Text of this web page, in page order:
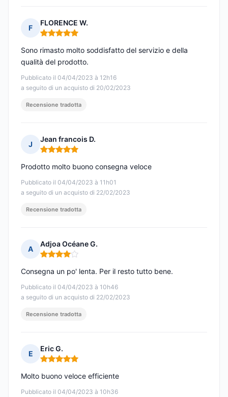
F
FLORENCE W.
Nota: 5 su 5
Pubblicato il 04/04/2023 à 12h16
a seguito di un acquisto di 20/02/2023
Sono rimasto molto soddisfatto del servizio e della
qualità del prodotto.
Recensione tradotta
J
Jean francois D.
Nota: 5 su 5
Pubblicato il 04/04/2023 à 11h01
a seguito di un acquisto di 22/02/2023
Prodotto molto buono consegna veloce
Recensione tradotta
A
Adjoa Océane G.
Nota: 4 su 5
Pubblicato il 04/04/2023 à 10h46
a seguito di un acquisto di 22/02/2023
Consegna un po' lenta. Per il resto tutto bene.
Recensione tradotta
E
Eric G.
Nota: 5 su 5
Pubblicato il 04/04/2023 à 10h36
Molto buono veloce efficiente